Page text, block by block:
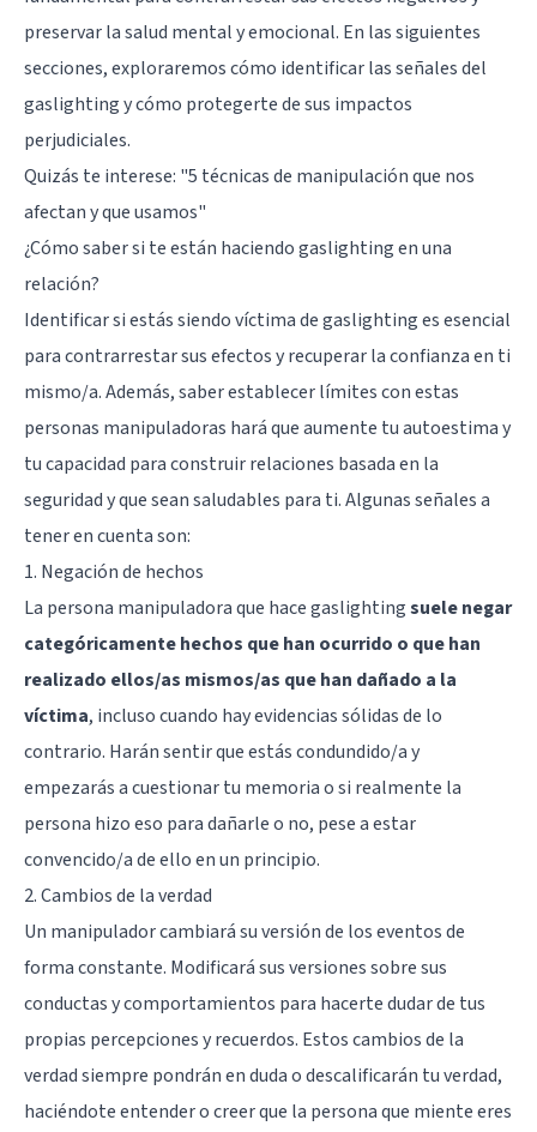
preservar la salud mental y emocional. En las siguientes
secciones, exploraremos cómo identificar las señales del
gaslighting y cómo protegerte de sus impactos
perjudiciales.
Quizás te interese: "5 técnicas de manipulación que nos
afectan y que usamos"
¿Cómo saber si te están haciendo gaslighting en una
relación?
Identificar si estás siendo víctima de gaslighting es esencial
para contrarrestar sus efectos y recuperar la confianza en ti
mismo/a. Además, saber establecer límites con estas
personas manipuladoras hará que aumente tu autoestima y
tu capacidad para construir relaciones basada en la
seguridad y que sean saludables para ti. Algunas señales a
tener en cuenta son:
1. Negación de hechos
La persona manipuladora que hace gaslightingsuele negar
categóricamente hechos que han ocurrido o que han
realizado ellos/as mismos/as que han dañado a la
víctima, incluso cuando hay evidencias sólidas de lo
contrario. Harán sentir que estás condundido/a y
empezarás a cuestionar tu memoria o si realmente la
persona hizo eso para dañarle o no, pese a estar
convencido/a de ello en un principio.
2. Cambios de la verdad
Un manipulador cambiará su versión de los eventos de
forma constante. Modificará sus versiones sobre sus
conductas y comportamientos para hacerte dudar de tus
propias percepciones y recuerdos. Estos cambios de la
verdad siempre pondrán en duda o descalificarán tu verdad,
haciéndote entender o creer que la persona que miente eres